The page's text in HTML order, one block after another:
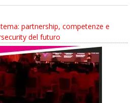
partnership, competenze e
del futuro